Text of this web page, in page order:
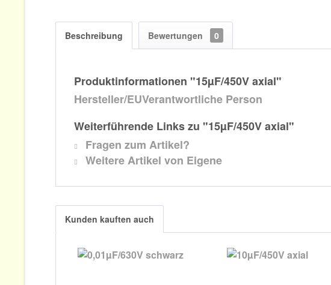
Beschreibung Bewertungen 0
Produktinformationen "15µF/450V axial"
Hersteller/EUVerantwortliche Person
Weiterführende Links zu "15µF/450V axial"
Fragen zum Artikel?
Weitere Artikel von Eigene
Kunden kauften auch